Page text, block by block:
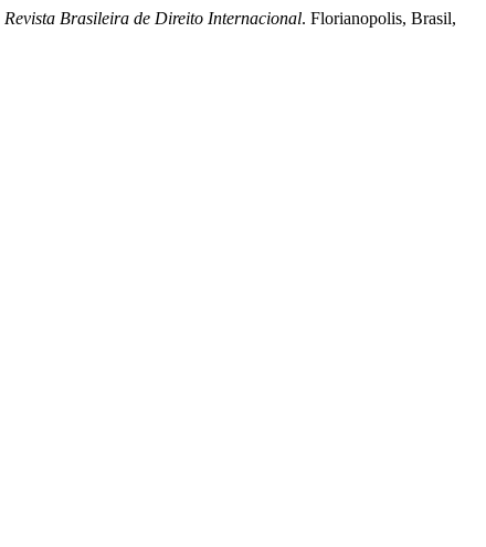
Revista Brasileira de Direito Internacional. Florianopolis, Brasil,